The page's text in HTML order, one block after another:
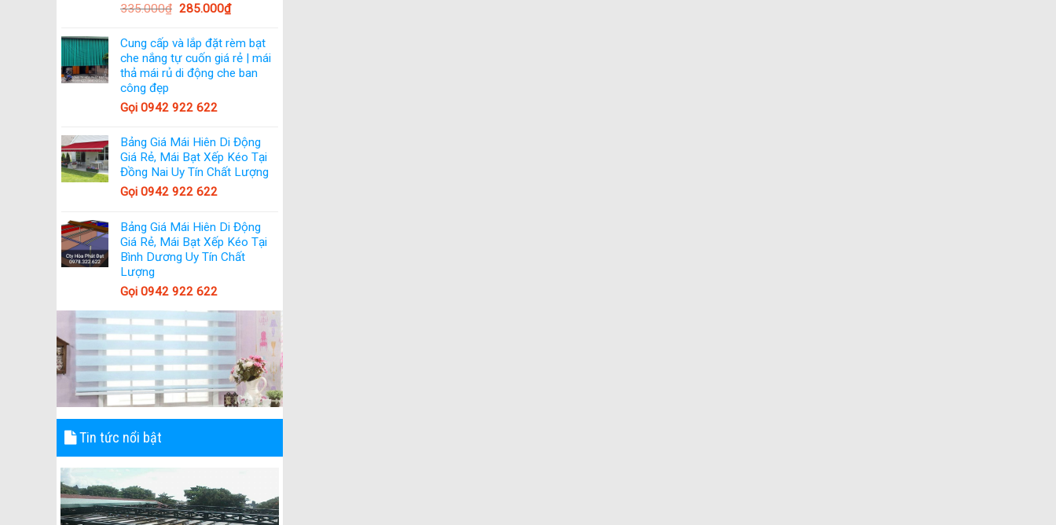
335.000₫ 285.000₫
Cung cấp và lắp đặt rèm bạt
che nắng tự cuốn giá rẻ | mái
thả mái rủ di động che ban
công đẹp
Gọi 0942 922 622
Bảng Giá Mái Hiên Di Động
Giá Rẻ, Mái Bạt Xếp Kéo Tại
Đồng Nai Uy Tín Chất Lượng
Gọi 0942 922 622
Bảng Giá Mái Hiên Di Động
Giá Rẻ, Mái Bạt Xếp Kéo Tại
Bình Dương Uy Tín Chất
Lượng
Gọi 0942 922 622
Tin tức nổi bật